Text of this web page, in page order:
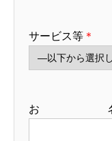
サービス等 ＊
お